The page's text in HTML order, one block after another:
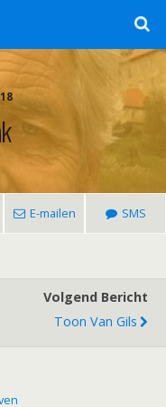
E-mailen SMS
Volgend Bericht
Toon Van Gils